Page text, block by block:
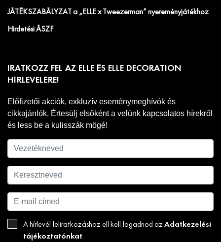
JÁTÉKSZABÁLYZAT a „ELLE x Tweezerman” nyereményjátékhoz
Hirdetési ÁSZF
IRATKOZZ FEL AZ ELLE ÉS ELLE DECORATION
HÍRLEVELÉRE!
Előfizetői akciók, exkluzív eseménymeghívók és
cikkajánlók. Értesülj elsőként a velünk kapcsolatos hírekről
és less be a kulisszák mögé!
A hírlevél feliratkozáshoz ell kell fogadnod az Adatkezelési
tájékoztatónkat.